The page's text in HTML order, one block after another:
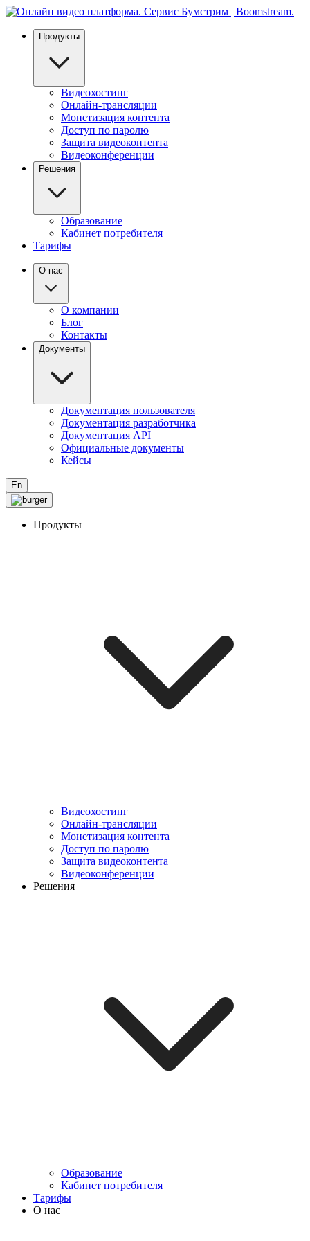
Продукты
Видеохостинг
Онлайн-трансляции
Монетизация контента
Доступ по паролю
Защита видеоконтента
Видеоконференции
Решения
Образование
Кабинет потребителя
Тарифы
О нас
О компании
Блог
Контакты
Документы
Документация пользователя
Документация разработчика
Документация API
Официальные документы
Кейсы
En
Продукты
Видеохостинг
Онлайн-трансляции
Монетизация контента
Доступ по паролю
Защита видеоконтента
Видеоконференции
Решения
Образование
Кабинет потребителя
Тарифы
О нас